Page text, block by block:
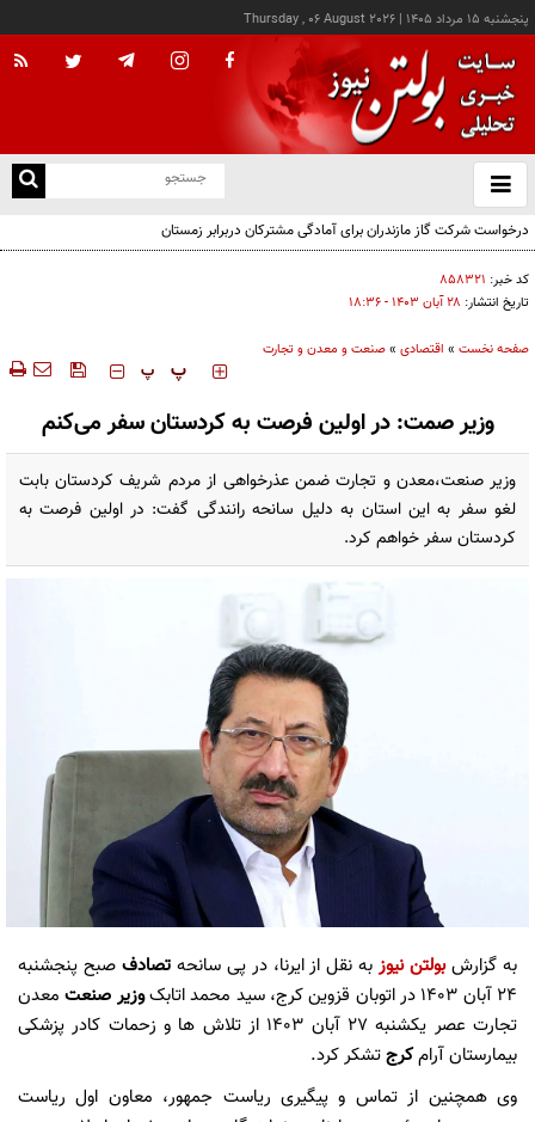
پنجشنبه ۱۵ مرداد ۱۴۰۵ |
Thursday , 06 August 2026
باز
و
درخواست شرکت گاز مازندران برای آمادگی مشترکان دربرابر زمستان
کد خبر: ۸۵۸۳۲۱
تاریخ انتشار: ۲۸ آبان ۱۴۰۳ - ۱۸:۳۶
صفحه نخست » اقتصادی »صنعت و معدن و تجارت
‍‍‍ پ پ
وزیر صمت: در اولین فرصت به کردستان سفر می‌کنم
وزیر صنعت،معدن و تجارت ضمن عذرخواهی از مردم شریف کردستان بابت
لغو سفر به این استان به‌ دلیل سانحه رانندگی گفت: در اولین فرصت به
کردستان سفر خواهم کرد.
به گزارش بولتن نیوزبه نقل از ایرنا، در پی سانحهتصادفصبح پنجشنبه
۲۴ آبان ۱۴۰۳ در اتوبان قزوین کرج، سید محمد اتابک
وزیر صنعتمعدن
تجارت عصر یکشنبه ۲۷ آبان ۱۴۰۳ از تلاش ها و زحمات کادر پزشکی
بیمارستان آرامکرجتشکر کرد.
وی همچنین از تماس و پیگیری ریاست جمهور، معاون اول ریاست